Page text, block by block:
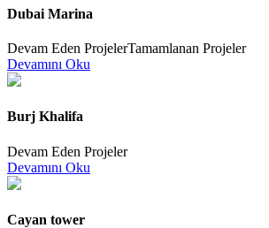
Dubai Marina
Devam Eden ProjelerTamamlanan Projeler
Devamını Oku
Burj Khalifa
Devam Eden Projeler
Devamını Oku
Cayan tower